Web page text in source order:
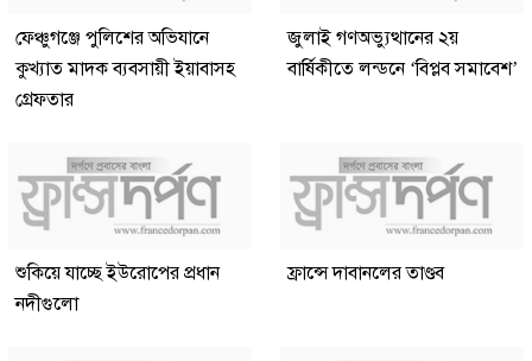
ফেঞ্চুগঞ্জে পুলিশের অভিযানে
কুখ্যাত মাদক ব্যবসায়ী ইয়াবাসহ
গ্রেফতার
জুলাই গণঅভ্যুত্থানের ২য়
বার্ষিকীতে লন্ডনে ‘বিপ্লব সমাবেশ’
শুকিয়ে যাচ্ছে ইউরোপের প্রধান
নদীগুলো
ফ্রান্সে দাবানলের তাণ্ডব